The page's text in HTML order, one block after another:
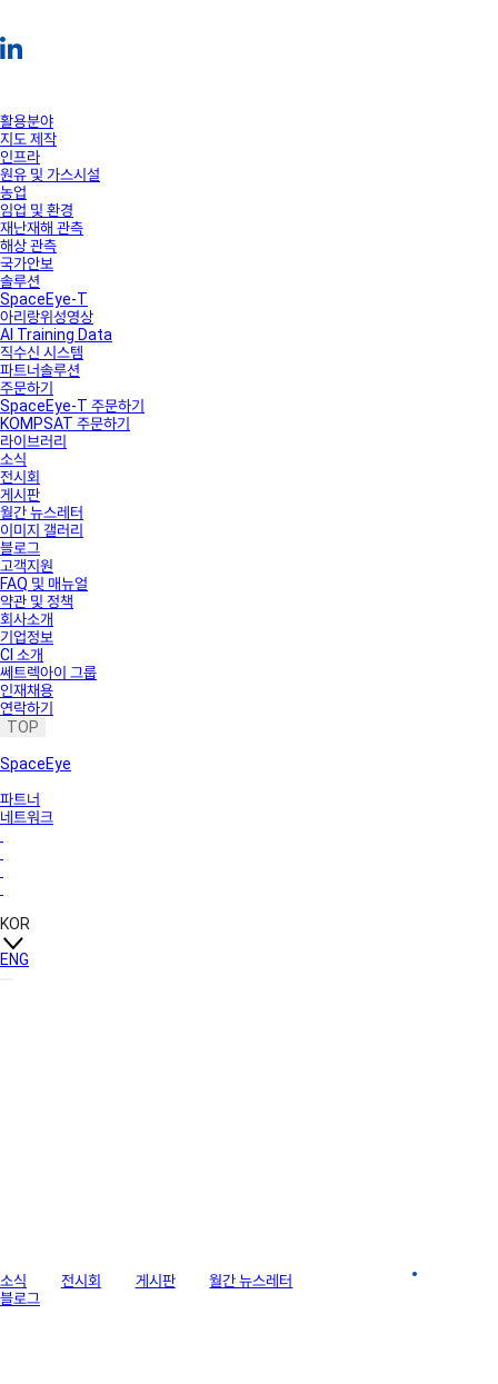
활용분야
지도 제작
인프라
원유 및 가스시설
농업
임업 및 환경
재난재해 관측
해상 관측
국가안보
솔루션
SpaceEye-T
아리랑위성영상
AI Training Data
직수신 시스템
파트너솔루션
주문하기
SpaceEye-T 주문하기
KOMPSAT 주문하기
라이브러리
소식
전시회
게시판
월간 뉴스레터
이미지 갤러리
블로그
고객지원
FAQ 및 매뉴얼
약관 및 정책
회사소개
기업정보
CI 소개
쎄트렉아이 그룹
인재채용
연락하기
TOP
SpaceEye
파트너
네트워크
KOR
ENG
소식 전시회 게시판 월간 뉴스레터
블로그